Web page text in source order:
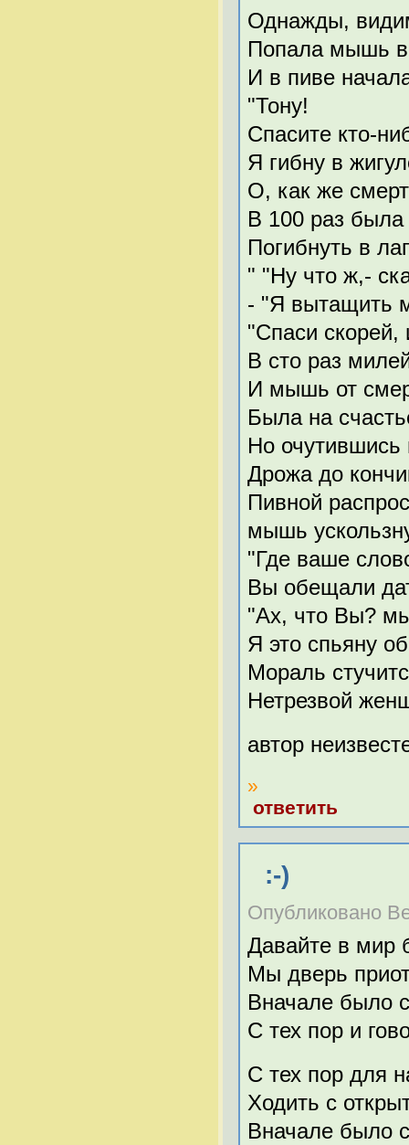
Однажды,
Попала мышь в
И в пиве
"Тону!
Спасите кто-
Я гибну в
О, как же
В 100 раз
Погибнуть в
" "Ну что ж,-
- "Я вытащить
"Спаси скорей,
В сто раз
И мышь от
Была на
Но
Дрожа до
Пивной
мышь
"Где ваше
Вы обещали
"Ах, что Вы?
Я это спьяну
Мораль
Нетрезвой
автор
»
ответить
:-)
Опубликовано
Давайте в мир
Мы дверь
Вначале было
С тех пор и
С тех пор для
Ходить с
Вначале было